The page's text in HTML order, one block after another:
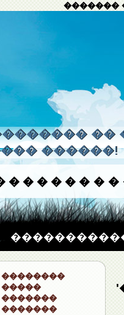
�������
��
������!
� � � � � � � �
��������
�����
�������
�������